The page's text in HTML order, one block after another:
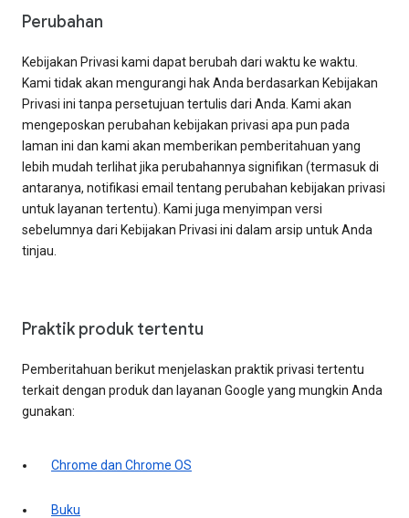
Perubahan
Kebijakan Privasi kami dapat berubah dari waktu ke waktu.
Kami tidak akan mengurangi hak Anda berdasarkan Kebijakan
Privasi ini tanpa persetujuan tertulis dari Anda. Kami akan
mengeposkan perubahan kebijakan privasi apa pun pada
laman ini dan kami akan memberikan pemberitahuan yang
lebih mudah terlihat jika perubahannya signifikan (termasuk di
antaranya, notifikasi email tentang perubahan kebijakan privasi
untuk layanan tertentu). Kami juga menyimpan versi
sebelumnya dari Kebijakan Privasi ini dalam arsip untuk Anda
tinjau.
Praktik produk tertentu
Pemberitahuan berikut menjelaskan praktik privasi tertentu
terkait dengan produk dan layanan Google yang mungkin Anda
gunakan:
Chrome dan Chrome OS
Buku